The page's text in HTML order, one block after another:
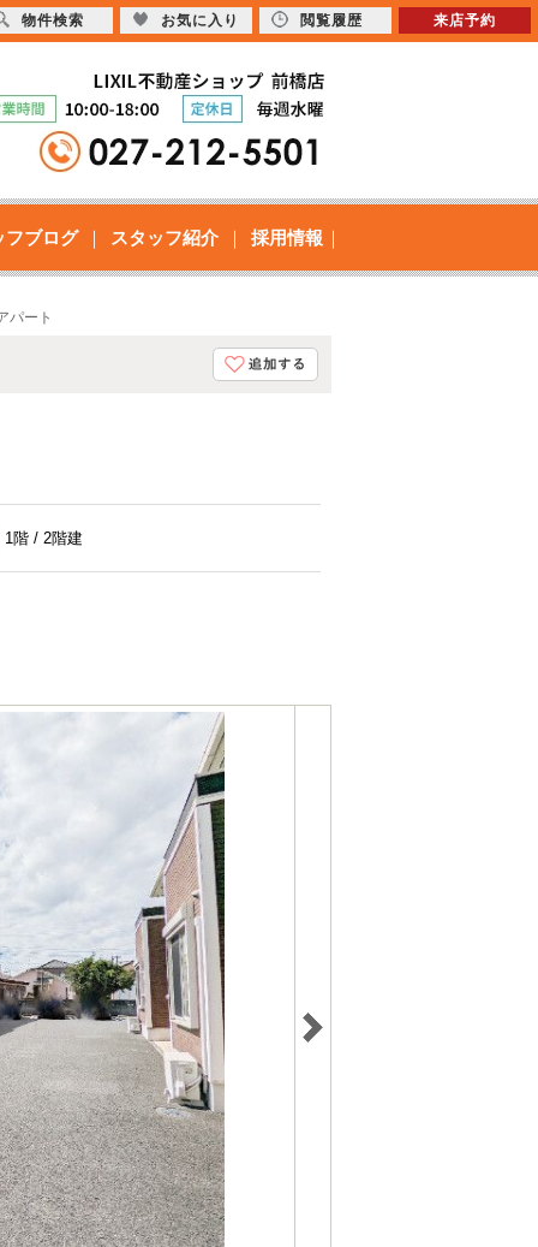
フブログ スタッフ紹介 採用情報
パート
1階 / 2階建
物件検索 お気に入り 閲覧履歴 来店予約